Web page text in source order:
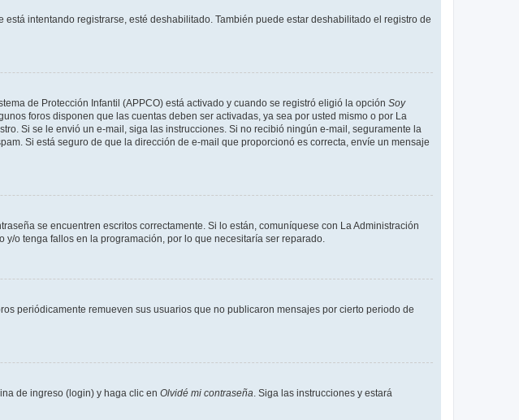
intentando registrarse, esté deshabilitado. También puede estar deshabilitado el registro de
de Protección Infantil (APPCO) está activado y cuando se registró eligió la opción Soy
foros disponen que las cuentas deben ser activadas, ya sea por usted mismo o por La
Si se le envió un e-mail, siga las instrucciones. Si no recibió ningún e-mail, seguramente la
Si está seguro de que la dirección de e-mail que proporcionó es correcta, envíe un mensaje
se encuentren escritos correctamente. Si lo están, comuníquese con La Administración
o tenga fallos en la programación, por lo que necesitaría ser reparado.
periódicamente remueven sus usuarios que no publicaron mensajes por cierto periodo de
de ingreso (login) y haga clic en Olvidé mi contraseña. Siga las instrucciones y estará